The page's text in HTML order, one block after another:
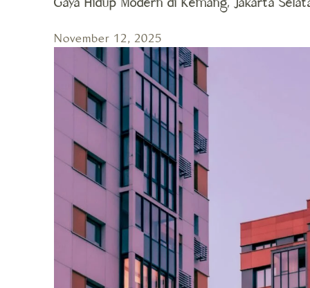
Gaya Hidup Modern di Kemang, Jakarta
November 12, 2025